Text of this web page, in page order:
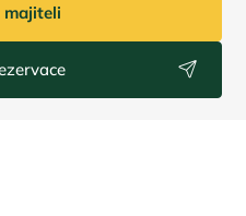
majiteli